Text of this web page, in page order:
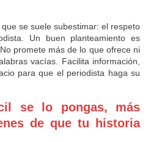
se suele subestimar: el respeto
Un buen planteamiento es
promete más de lo que ofrece ni
vacías. Facilita información,
para que el periodista haga su
se lo pongas, más
de que tu historia